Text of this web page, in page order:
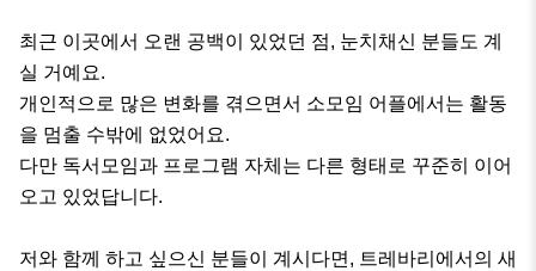
최근 이곳에서 오랜 공백이 있었던 점, 눈치채신 분들도 계
실 거예요.
개인적으로 많은 변화를 겪으면서 소모임 어플에서는 활동
을 멈출 수밖에 없었어요.
다만 독서모임과 프로그램 자체는 다른 형태로 꾸준히 이어
오고 있었답니다.
저와 함께 하고 싶으신 분들이 계시다면, 트레바리에서의 새